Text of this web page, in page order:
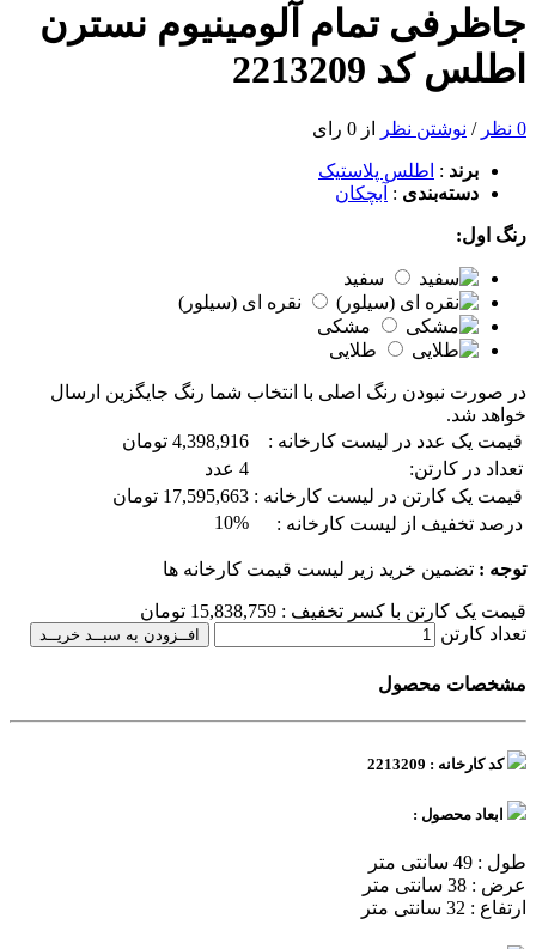
جاظرفی تمام آلومینیوم نسترن
اطلس کد 2213209
0 نظر / نوشتن نظر از 0 رای
برند : اطلس پلاستیک
دسته‌بندی : آبچکان
رنگ اول:
سفید
نقره ای (سیلور)
مشکی
طلایی
در صورت نبودن رنگ اصلی با انتخاب شما رنگ جایگزین ارسال
خواهد شد.
قیمت یک عدد در لیست کارخانه :
4,398,916 تومان
تعداد در کارتن:
4 عدد
قیمت یک کارتن در لیست کارخانه : 17,595,663 تومان
درصد تخفیف از لیست کارخانه :
10%
توجه : تضمین خرید زیر لیست قیمت کارخانه ها
قیمت یک کارتن با کسر تخفیف : 15,838,759 تومان
تعداد کارتن
افــزودن به سبــد خریــد
مشخصات محصول
کد کارخانه : 2213209
ابعاد محصول :
طول : 49 سانتی متر
عرض : 38 سانتی متر
ارتفاع : 32 سانتی متر